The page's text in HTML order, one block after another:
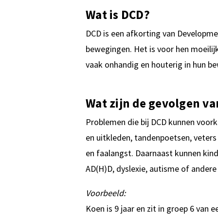
Wat is DCD?
DCD is een afkorting van
bewegingen. Het is voor hen
vaak onhandig en houterig in hun
Wat zijn de gevolgen
Problemen die bij DCD kunnen
en uitkleden, tandenpoetsen,
en faalangst. Daarnaast kunnen
AD(H)D, dyslexie, autisme of
Voorbeeld:
Koen is 9 jaar en zit in groep 6 van